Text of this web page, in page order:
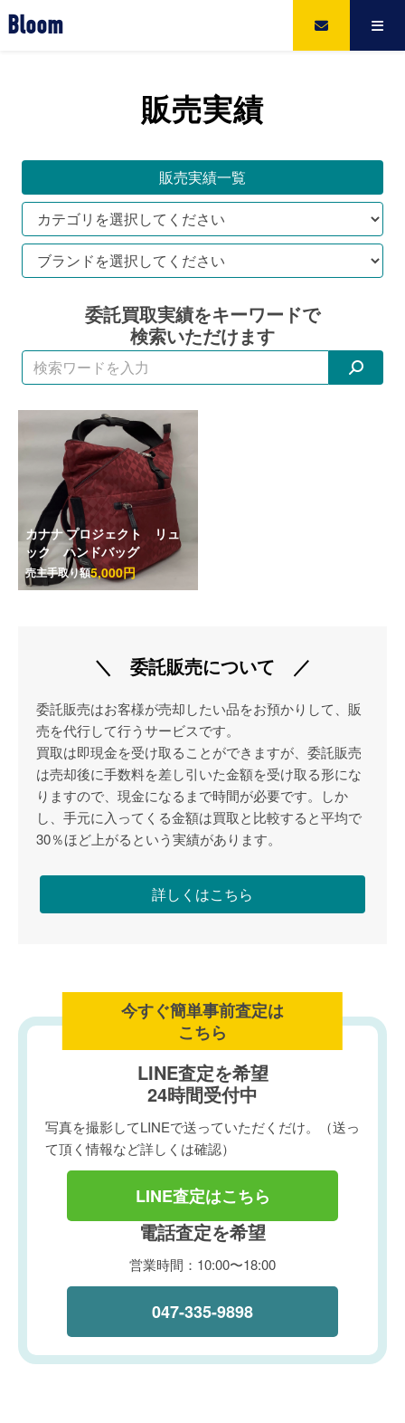
Bloom
販売実績
販売実績一覧
委託買取実績をキーワードで
検索いただけます
カナナ プロジェクト リュ
ック ハンドバッグ
売主手取り額5,000円
＼ 委託販売について ／
委託販売はお客様が売却したい品をお預かりして、販
売を代行して行うサービスです。
買取は即現金を受け取ることができますが、委託販売
は売却後に手数料を差し引いた金額を受け取る形にな
りますので、現金になるまで時間が必要です。しか
し、手元に入ってくる金額は買取と比較すると平均で
30％ほど上がるという実績があります。
詳しくはこちら
今すぐ簡単事前査定は
こちら
LINE査定を希望
24時間受付中
写真を撮影してLINEで送っていただくだけ。（送っ
て頂く情報など詳しくは確認）
LINE査定はこちら
電話査定を希望
営業時間：10:00〜18:00
047-335-9898